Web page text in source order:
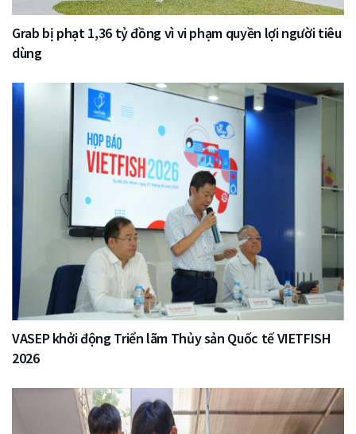
Grab bị phạt 1,36 tỷ đồng vì vi phạm quyền lợi người tiêu
dùng
VASEP khởi động Triển lãm Thủy sản Quốc tế VIETFISH
2026